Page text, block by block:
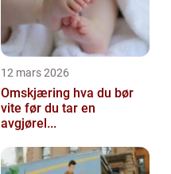
12 mars 2026
Omskjæring hva du bør
vite før du tar en
avgjørel...